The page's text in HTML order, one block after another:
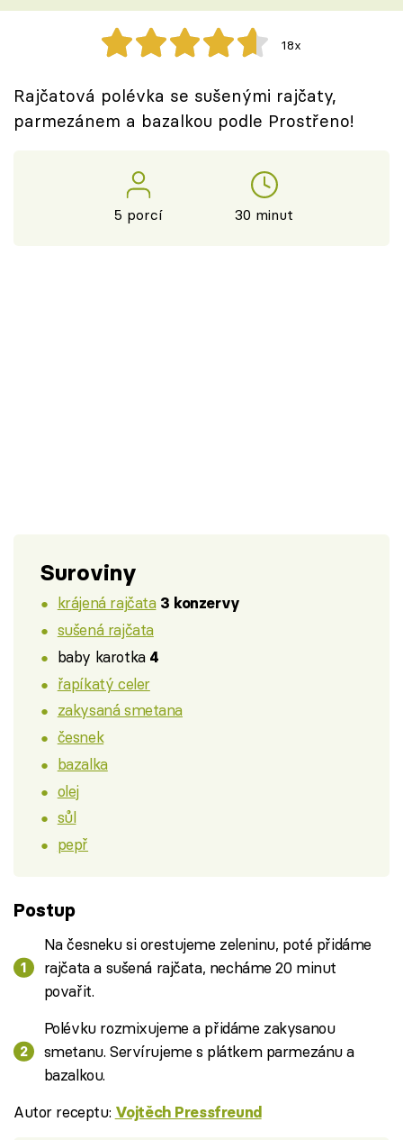
Těhotnej kuchař
Přihlášení
18x
Rajčatová polévka se sušenými rajčaty,
parmezánem a bazalkou podle Prostřeno!
5 porcí 30 minut
Suroviny
krájená rajčata 3 konzervy
sušená rajčata
baby karotka 4
řapíkatý celer
zakysaná smetana
česnek
bazalka
olej
sůl
pepř
Postup
Na česneku si orestujeme zeleninu, poté přidáme
rajčata a sušená rajčata, necháme 20 minut
povařit.
Polévku rozmixujeme a přidáme zakysanou
smetanu. Servírujeme s plátkem parmezánu a
bazalkou.
Autor receptu: Vojtěch Pressfreund